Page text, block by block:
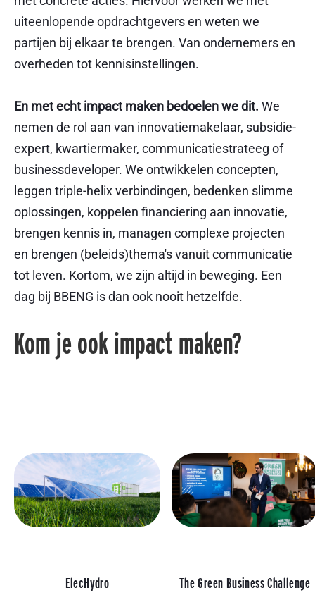
uiteenlopende opdrachtgevers en weten we
partijen bij elkaar te brengen. Van ondernemers en
overheden tot kennisinstellingen.
En met echt impact maken bedoelen we dit. We
nemen de rol aan van innovatiemakelaar, subsidie-
expert, kwartiermaker, communicatiestrateeg of
businessdeveloper. We ontwikkelen concepten,
leggen triple-helix verbindingen, bedenken slimme
oplossingen, koppelen financiering aan innovatie,
brengen kennis in, managen complexe projecten
en brengen (beleids)thema's vanuit communicatie
tot leven. Kortom, we zijn altijd in beweging. Een
dag bij BBENG is dan ook nooit hetzelfde.
Kom je ook impact maken?
ElecHydro The Green Business Challenge